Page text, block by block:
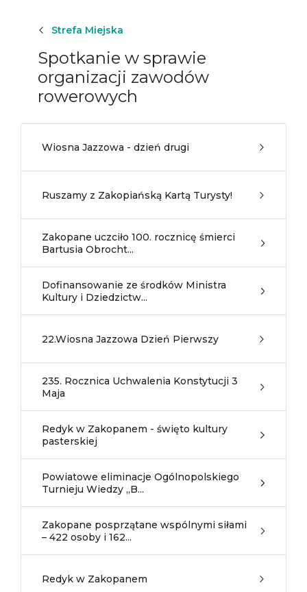
Strefa Miejska
Spotkanie w sprawie
organizacji zawodów
rowerowych
Wiosna Jazzowa - dzień drugi
Ruszamy z Zakopiańską Kartą Turysty!
Zakopane uczciło 100. rocznicę śmierci
Bartusia Obrocht...
Dofinansowanie ze środków Ministra
Kultury i Dziedzictw...
22.Wiosna Jazzowa Dzień Pierwszy
235. Rocznica Uchwalenia Konstytucji 3
Maja
Redyk w Zakopanem - święto kultury
pasterskiej
Powiatowe eliminacje Ogólnopolskiego
Turnieju Wiedzy „B...
Zakopane posprzątane wspólnymi siłami
– 422 osoby i 162...
Redyk w Zakopanem